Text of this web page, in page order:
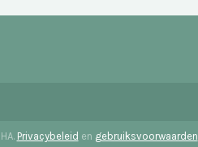
Privacybeleid en gebruiksvoorwaarden